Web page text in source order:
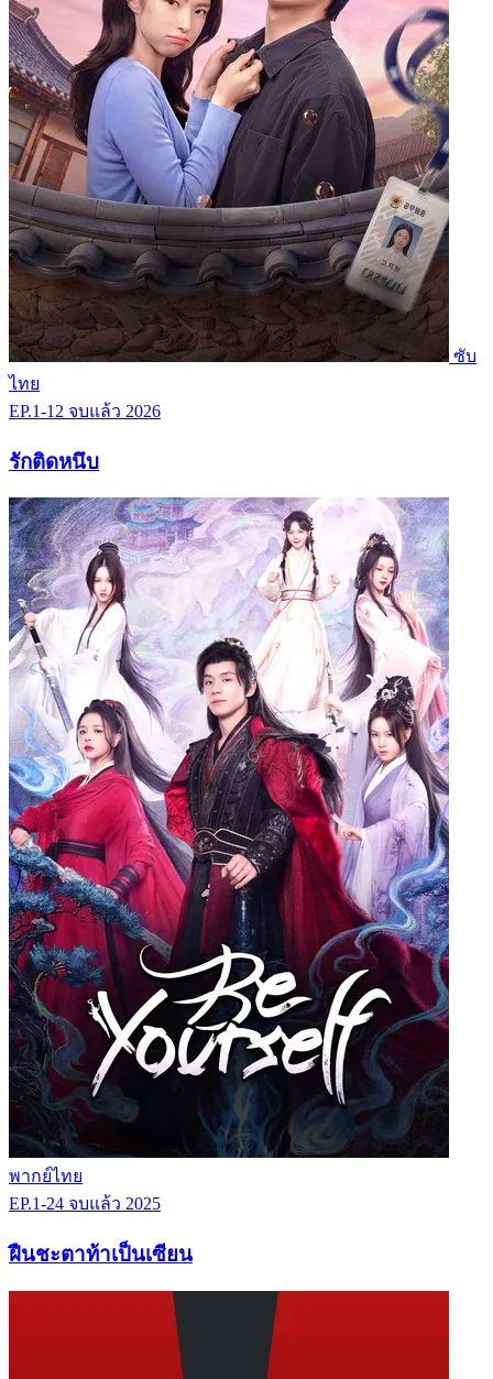
ซับ
ไทย
EP.1-12 จบแล้ว 2026
รักติดหนึบ
พากย์ไทย
EP.1-24 จบแล้ว 2025
ฝืนชะตาท้าเป็นเซียน